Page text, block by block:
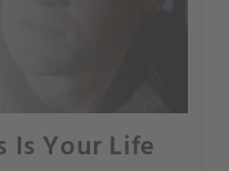
Is Your Life